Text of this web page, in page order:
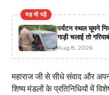
यह भी पढ़ें
पर्यटन स्थल घूमने
गाड़ी चलाई तो
3 चालक पकड़े गए
Aug 8, 2026
महाराज जी से सीधे संवाद और
शिष्य मंडलों के प्रतिनिधियों में